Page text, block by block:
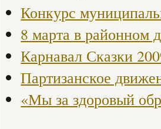
Конкурс
8 марта в районном
Карнавал Сказки
Партизанское
«Мы за здоровый